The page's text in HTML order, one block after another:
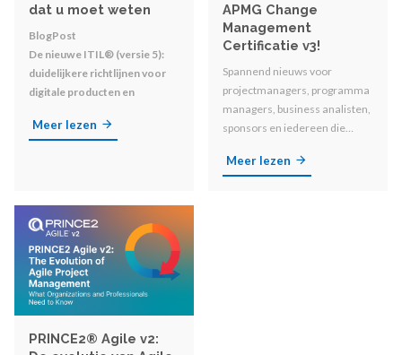
dat u moet weten
BlogPost
De nieuwe ITIL® (versie 5):
duidelijkere richtlijnen voor
digitale producten en
Meer lezen
APMG Change
Management
Certificatie v3!
Spannend nieuws voor
projectmanagers, programma
managers, business analisten,
sponsors en iedereen die
organisatorische
Meer lezen
PRINCE2® Agile v2: